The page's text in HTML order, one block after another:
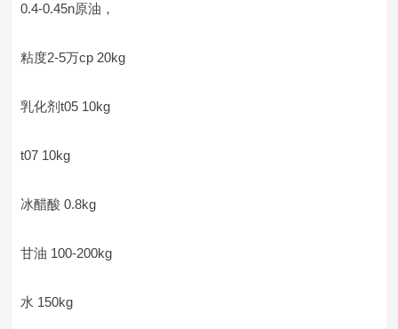
0.4-0.45n原油，
粘度2-5万cp 20kg
乳化剂t05 10kg
t07 10kg
冰醋酸 0.8kg
甘油 100-200kg
水 150kg